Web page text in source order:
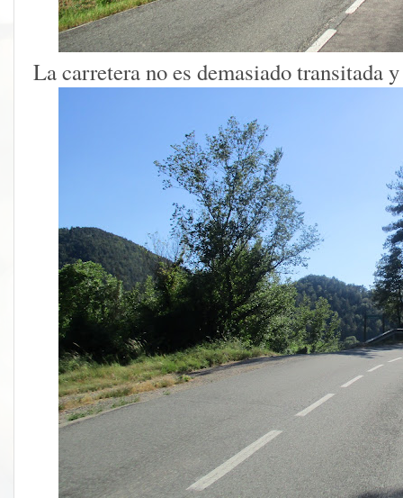
La carretera no es demasiado transitada